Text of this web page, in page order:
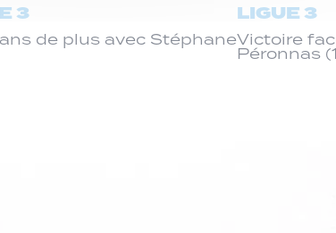
3
de plus avec Stéphane
LIGUE 3
Victoire
Péronnas